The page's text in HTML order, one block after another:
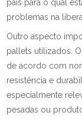
país para o qual
problemas na
Outro aspecto
pallets utilizados.
de acordo com
resistência e
especialmente
pesadas ou